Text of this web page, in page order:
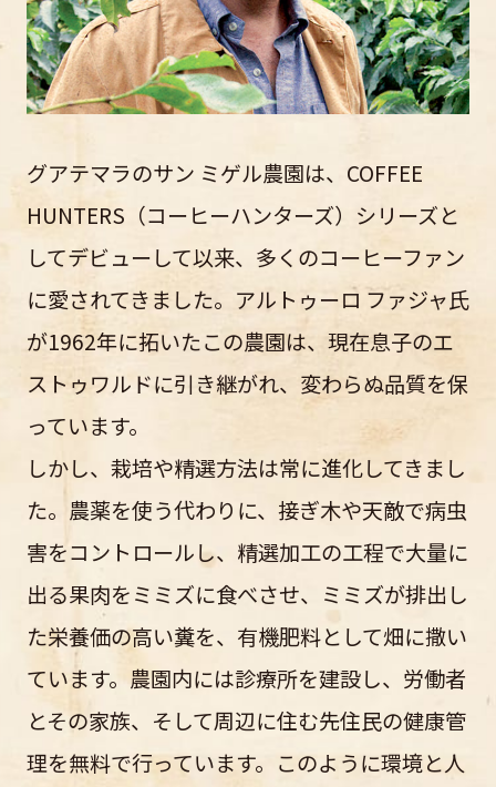
グアテマラのサン ミゲル農園は、COFFEE
HUNTERS（コーヒーハンターズ）シリーズと
してデビューして以来、多くのコーヒーファン
に愛されてきました。アルトゥーロ ファジャ氏
が1962年に拓いたこの農園は、現在息子のエ
ストゥワルドに引き継がれ、変わらぬ品質を保
っています。
しかし、栽培や精選方法は常に進化してきまし
た。農薬を使う代わりに、接ぎ木や天敵で病虫
害をコントロールし、精選加工の工程で大量に
出る果肉をミミズに食べさせ、ミミズが排出し
た栄養価の高い糞を、有機肥料として畑に撒い
ています。農園内には診療所を建設し、労働者
とその家族、そして周辺に住む先住民の健康管
理を無料で行っています。このように環境と人